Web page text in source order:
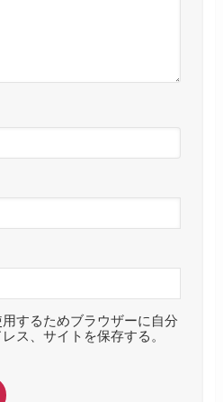
するためブラウザーに自分
ス、サイトを保存する。